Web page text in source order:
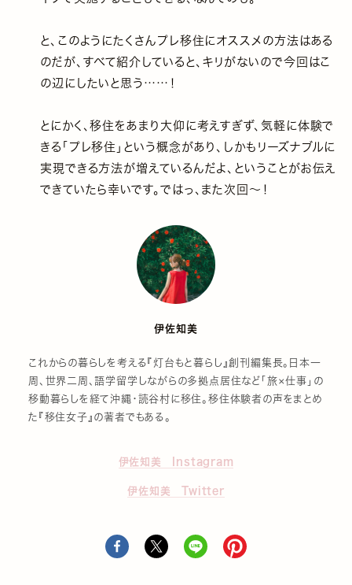
と、このようにたくさんプレ移住にオススメの方法はある
のだが、すべて紹介していると、キリがないので今回はこ
の辺にしたいと思う……！
とにかく、移住をあまり大仰に考えすぎず、気軽に体験で
きる「プレ移住」という概念があり、しかもリーズナブルに
実現できる方法が増えているんだよ、ということがお伝え
できていたら幸いです。ではっ、また次回〜！
伊佐知美
これからの暮らしを考える『灯台もと暮らし』創刊編集長。日本一
周、世界二周、語学留学しながらの多拠点居住など「旅×仕事」の
移動暮らしを経て沖縄・読谷村に移住。移住体験者の声をまとめ
た『移住女子』の著者でもある。
伊佐知美 Instagram
伊佐知美 Twitter